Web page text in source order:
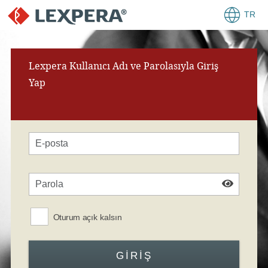
TR
Lexpera Kullanıcı Adı ve Parolasıyla Giriş
Yap
Oturum açık kalsın
GIRIŞ